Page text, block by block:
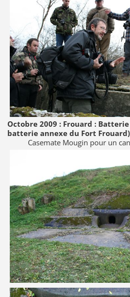
Octobre 2009 : Frouard :
batterie annexe du Fort Frouard)
Casemate Mougin pour un